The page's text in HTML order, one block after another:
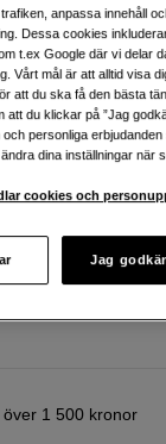
Lägg i kundvagn
mån via
totalt 4 179 SEK,
och få nya lån. För stöd,
Kontaktuppgifter
1 500 kronor
anpassa innehåll
Dessa cookies
t.ex Google där vi delar
Vårt mål är att alltid visa
att du ska få den bästa
att du klickar på ”Jag
personliga
dina inställningar när
cookies och
Jag